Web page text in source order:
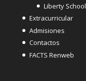
Liberty School
Extracurricular
Admisiones
Contactos
FACTS Renweb